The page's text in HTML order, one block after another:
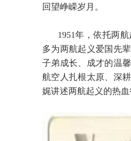
回望峥嵘岁月。
1951年，依托两
多为两航起义爱国先
子弟成长、成才的温
航空人扎根太原、深
娓讲述两航起义的热